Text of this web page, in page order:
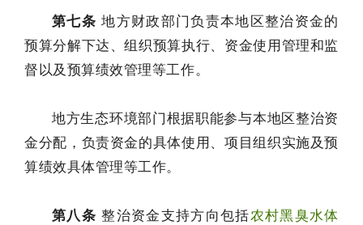
第七条 地方财政部门负责本地区整治资金的
预算分解下达、组织预算执行、资金使用管理和监
督以及预算绩效管理等工作。
地方生态环境部门根据职能参与本地区整治资
金分配，负责资金的具体使用、项目组织实施及预
算绩效具体管理等工作。
第八条 整治资金支持方向包括农村黑臭水体